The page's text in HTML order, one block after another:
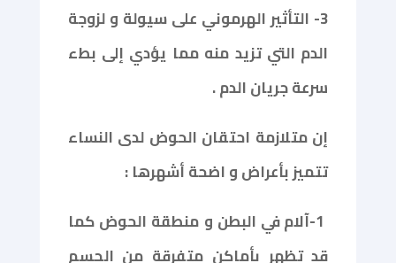
3- التأثير الهرموني على سيولة و لزوجة
الدم التي تزيد منه مما يؤدي إلى بطء
سرعة جريان الدم .
إن متلازمة احتقان الحوض لدى النساء
تتميز بأعراض و اضحة أشهرها :
1-آلام في البطن و منطقة الحوض كما
قد تظهر بأماكن متفرقة من الجسم